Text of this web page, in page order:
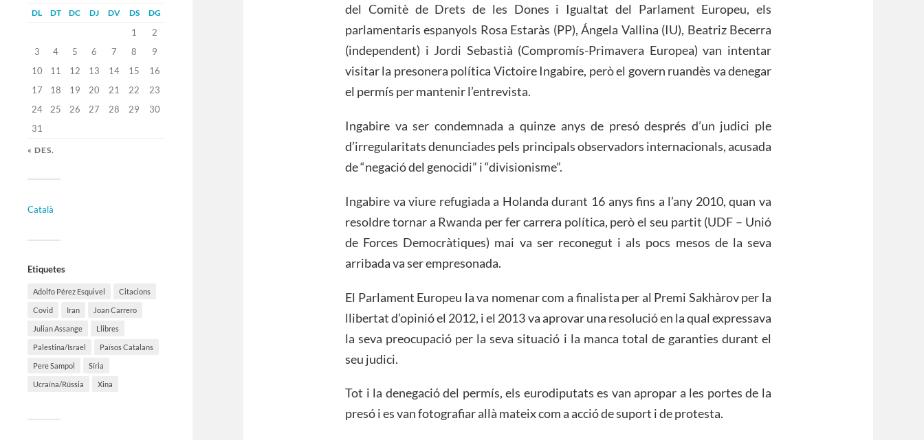
DL DT DC DJ DV DS DG
1
2
3
4 5 6 7 8
9
10
11 12 13 14 15
16
17
18 19 20 21 22
23
24
25 26 27 28 29
30
31
« DES.
Català
Etiquetes
Adolfo Pérez Esquivel Citacions
Covid Iran Joan Carrero
Julian Assange Llibres
Palestina/Israel Països Catalans
Pere Sampol Síria
Ucraïna/Rússia Xina
del Comitè de Drets de les Dones i Igualtat del Parlament Europeu, els
parlamentaris espanyols Rosa Estaràs (PP), Ángela Vallina (IU), Beatriz Becerra
(independent) i Jordi Sebastià (Compromís-Primavera Europea) van intentar
visitar la presonera política Victoire Ingabire, però el govern ruandès va denegar
el permís per mantenir l’entrevista.
Ingabire va ser condemnada a quinze anys de presó després d’un judici ple
d’irregularitats denunciades pels principals observadors internacionals, acusada
de “negació del genocidi” i “divisionisme”.
Ingabire va viure refugiada a Holanda durant 16 anys fins a l’any 2010, quan va
resoldre tornar a Rwanda per fer carrera política, però el seu partit (UDF – Unió
de Forces Democràtiques) mai va ser reconegut i als pocs mesos de la seva
arribada va ser empresonada.
El Parlament Europeu la va nomenar com a finalista per al Premi Sakhàrov per la
llibertat d’opinió el 2012, i el 2013 va aprovar una resolució en la qual expressava
la seva preocupació per la seva situació i la manca total de garanties durant el
seu judici.
Tot i la denegació del permís, els eurodiputats es van apropar a les portes de la
presó i es van fotografiar allà mateix com a acció de suport i de protesta.